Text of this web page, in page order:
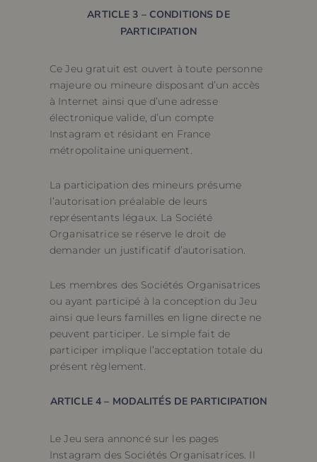
ARTICLE 3 – CONDITIONS DE
PARTICIPATION
Ce Jeu gratuit est ouvert à toute personne
majeure ou mineure disposant d’un accès
à Internet ainsi que d’une adresse
électronique valide, d’un compte
Instagram et résidant en France
métropolitaine uniquement.
La participation des mineurs présume
l’autorisation préalable de leurs
représentants légaux. La Société
Organisatrice se réserve le droit de
demander un justificatif d’autorisation.
Les membres des Sociétés Organisatrices
ou ayant participé à la conception du Jeu
ainsi que leurs familles en ligne directe ne
peuvent participer. Le simple fait de
participer implique l’acceptation totale du
présent règlement.
ARTICLE 4 – MODALITÉS DE PARTICIPATION
Le Jeu sera annoncé sur les pages
Instagram des Sociétés Organisatrices. Il